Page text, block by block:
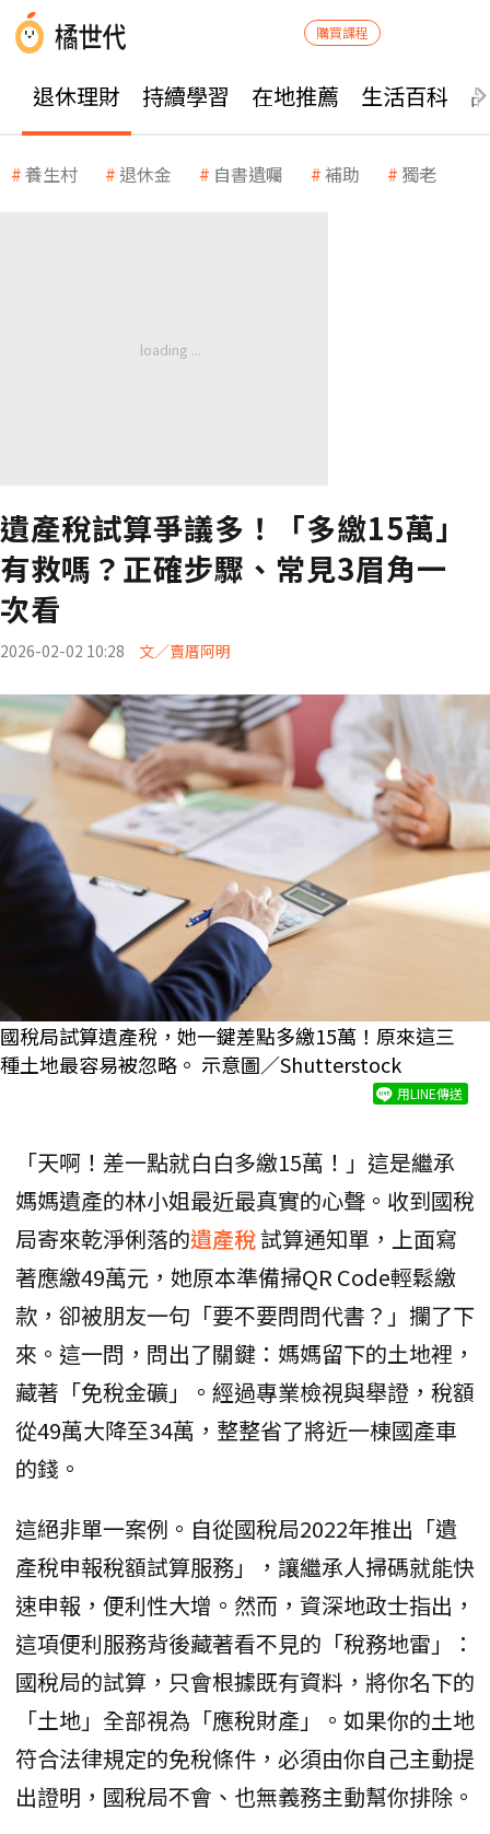
購買課程
退休理財 持續學習 在地推薦 生活百科
養生村 退休金 自書遺囑 補助 獨老
遺產稅試算爭議多！「多繳15萬」
有救嗎？正確步驟、常見3眉角一
次看
2026-02-02 10:28 文／賣厝阿明
國稅局試算遺產稅，她一鍵差點多繳15萬！原來這三
種土地最容易被忽略。 示意圖／Shutterstock
用LINE傳送
「天啊！差一點就白白多繳15萬！」這是繼承
媽媽遺產的林小姐最近最真實的心聲。收到國稅
局寄來乾淨俐落的遺產稅試算通知單，上面寫
著應繳49萬元，她原本準備掃QR Code輕鬆繳
款，卻被朋友一句「要不要問問代書？」攔了下
來。這一問，問出了關鍵：媽媽留下的土地裡，
藏著「免稅金礦」。經過專業檢視與舉證，稅額
從49萬大降至34萬，整整省了將近一棟國產車
的錢。
這絕非單一案例。自從國稅局2022年推出「遺
產稅申報稅額試算服務」，讓繼承人掃碼就能快
速申報，便利性大增。然而，資深地政士指出，
這項便利服務背後藏著看不見的「稅務地雷」：
國稅局的試算，只會根據既有資料，將你名下的
「土地」全部視為「應稅財產」。如果你的土地
符合法律規定的免稅條件，必須由你自己主動提
出證明，國稅局不會、也無義務主動幫你排除。